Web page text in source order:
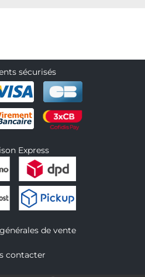
sécurisés
Express
de vente
contacter